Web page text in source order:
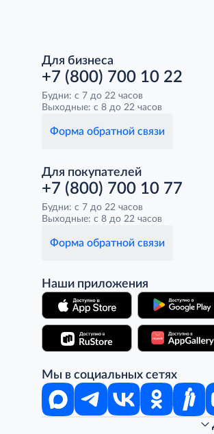
Для бизнеса
+7 (800) 700 10 22
Будни: с 7 до 22 часов
Выходные: с 8 до 22 часов
Форма обратной связи
Для покупателей
+7 (800) 700 10 77
Будни: с 7 до 22 часов
Выходные: с 8 до 22 часов
Форма обратной связи
Наши приложения
Мы в социальных сетях